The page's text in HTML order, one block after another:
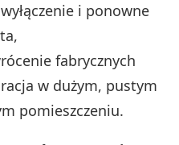
i ponowne
fabrycznych
w dużym, pustym
pomieszczeniu.